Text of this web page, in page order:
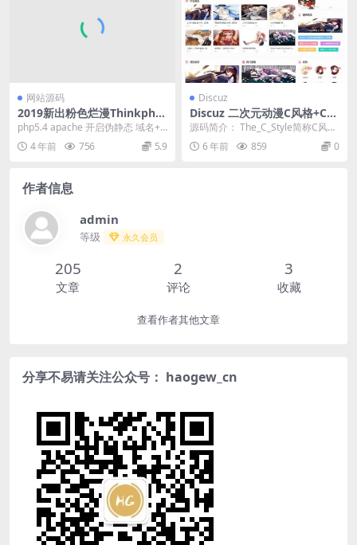
网站源码
2019新出粉色烂漫Thinkphp
响应式自动采集小说站源码+
WAP手机版
php5.4 apache 开启伪静态 域名+/i
nstall 在线安装 后台分...
4 年前 756 5.9
Discuz
Discuz 二次元动漫C风格+C风
格门户版1.1
源码简介： The_C_Style简称C风
格，动态特性，支持宽窄屏，宽屏
最大16...
6 年前 859 0
作者信息
admin
等级 永久会员
205
文章
2
评论
3
收藏
查看作者其他文章
分享不易请关注公众号： haogew_cn